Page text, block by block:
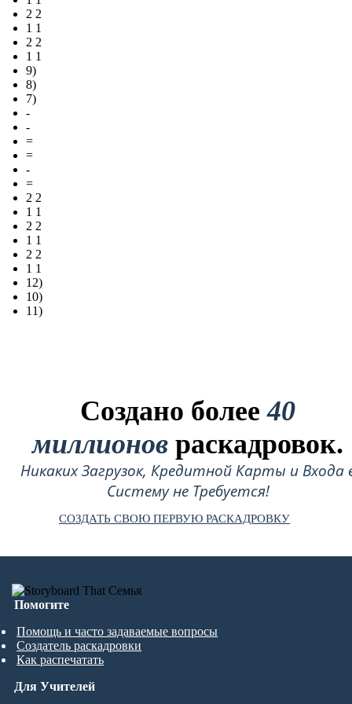
2 2
1 1
2 2
1 1
9)
8)
7)
-
-
=
=
-
=
2 2
1 1
2 2
1 1
2 2
1 1
12)
10)
11)
Создано более40
миллионов раскадровок.
Никаких Загрузок, Кредитной Карты и Входа
Систему не Требуется!
СОЗДАТЬ СВОЮ ПЕРВУЮ РАСКАДРОВКУ
Помогите
Помощь и часто задаваемые вопросы
Создатель раскадровки
Как распечатать
Для Учителей